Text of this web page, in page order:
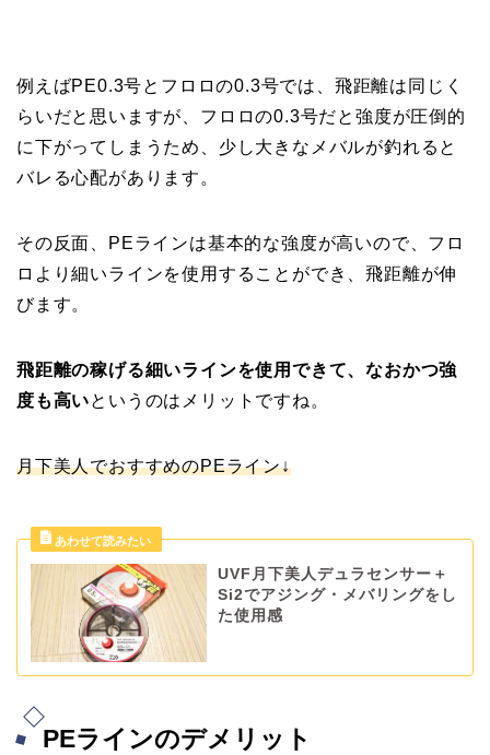
例えばPE0.3号とフロロの0.3号では、飛距離は同じく
らいだと思いますが、フロロの0.3号だと強度が圧倒的
に下がってしまうため、少し大きなメバルが釣れると
バレる心配があります。
その反面、PEラインは基本的な強度が高いので、フロ
ロより細いラインを使用することができ、飛距離が伸
びます。
飛距離の稼げる細いラインを使用できて、なおかつ強
度も高いというのはメリットですね。
月下美人でおすすめのPEライン↓
UVF月下美人デュラセンサー＋
Si2でアジング・メバリングをし
た使用感
PEラインのデメリット